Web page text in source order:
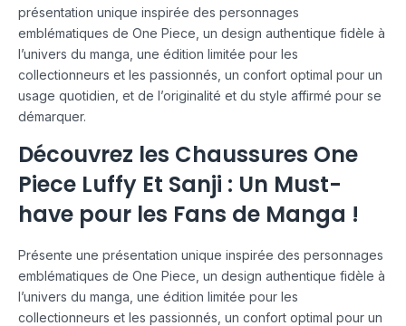
présentation unique inspirée des personnages
emblématiques de One Piece, un design authentique fidèle à
l’univers du manga, une édition limitée pour les
collectionneurs et les passionnés, un confort optimal pour un
usage quotidien, et de l’originalité et du style affirmé pour se
démarquer.
Découvrez les Chaussures One
Piece Luffy Et Sanji : Un Must-
have pour les Fans de Manga !
Présente une présentation unique inspirée des personnages
emblématiques de One Piece, un design authentique fidèle à
l’univers du manga, une édition limitée pour les
collectionneurs et les passionnés, un confort optimal pour un